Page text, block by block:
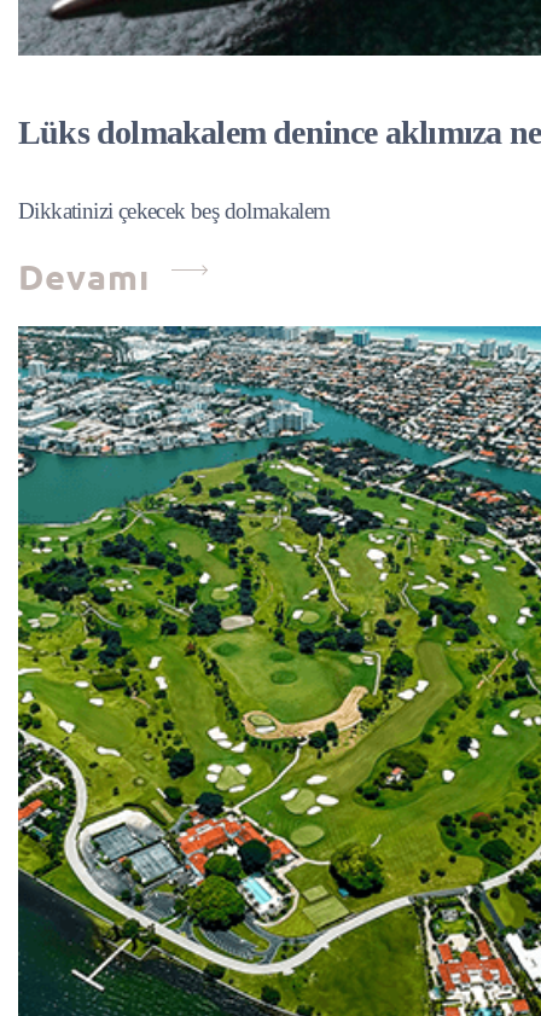
Lüks dolmakalem denince aklımıza
Dikkatinizi çekecek beş dolmakalem
Devamı